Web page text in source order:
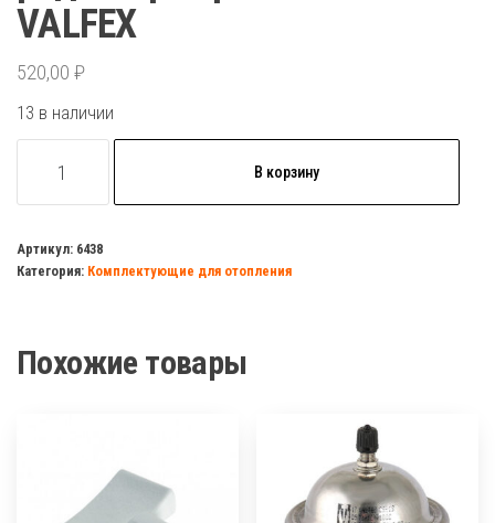
VALFEX
520,00 ₽
13 в наличии
товара
усиленный
д/
1/2
В корзину
Артикул: 6438
Категория: Комплектующие для отопления
Похожие товары